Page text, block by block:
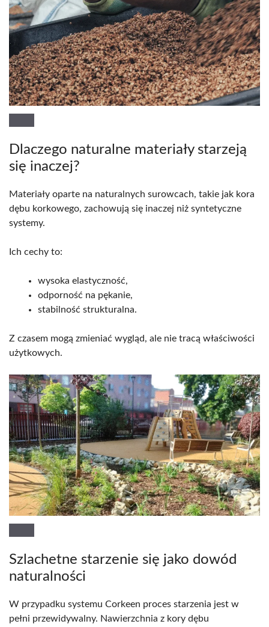
Dlaczego naturalne materiały starzeją
się inaczej?
Materiały oparte na naturalnych surowcach, takie jak kora
dębu korkowego, zachowują się inaczej niż syntetyczne
systemy.
Ich cechy to:
wysoka elastyczność,
odporność na pękanie,
stabilność strukturalna.
Z czasem mogą zmieniać wygląd, ale nie tracą właściwości
użytkowych.
Szlachetne starzenie się jako dowód
naturalności
W przypadku systemu Corkeen proces starzenia jest w
pełni przewidywalny. Nawierzchnia z kory dębu